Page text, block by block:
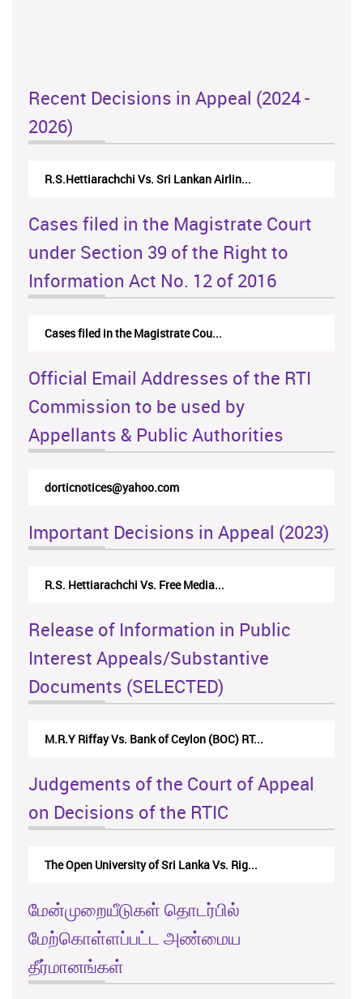
Recent Decisions in Appeal (2024 -
2026)
R.S.Hettiarachchi Vs. Sri Lankan Airlin...
Cases filed in the Magistrate Court
under Section 39 of the Right to
Information Act No. 12 of 2016
Cases filed in the Magistrate Cou...
Official Email Addresses of the RTI
Commission to be used by
Appellants & Public Authorities
dorticnotices@yahoo.com
Important Decisions in Appeal (2023)
R.S. Hettiarachchi Vs. Free Media...
Release of Information in Public
Interest Appeals/Substantive
Documents (SELECTED)
M.R.Y Riffay Vs. Bank of Ceylon (BOC) RT...
Judgements of the Court of Appeal
on Decisions of the RTIC
The Open University of Sri Lanka Vs. Rig...
மேன்முறையீடுகள் தொடர்பில்
மேற்கொள்ளப்பட்ட அண்மைய
தீர்மானங்கள்